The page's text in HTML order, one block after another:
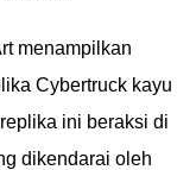
menampilkan
Cybertruck kayu
ini beraksi di
dikendarai oleh